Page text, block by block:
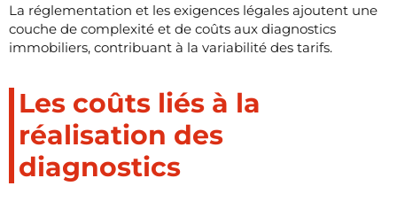
La réglementation et les exigences légales ajoutent une
couche de complexité et de coûts aux diagnostics
immobiliers, contribuant à la variabilité des tarifs.
Les coûts liés à la
réalisation des
diagnostics